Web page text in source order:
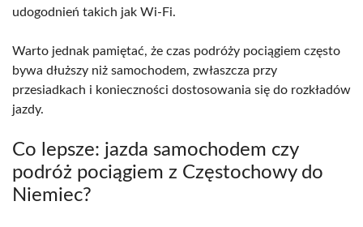
udogodnień takich jak Wi-Fi.
Warto jednak pamiętać, że czas podróży pociągiem często
bywa dłuższy niż samochodem, zwłaszcza przy
przesiadkach i konieczności dostosowania się do rozkładów
jazdy.
Co lepsze: jazda samochodem czy
podróż pociągiem z Częstochowy do
Niemiec?